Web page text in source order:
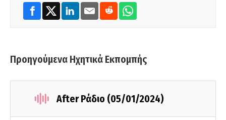
Προηγούμενα Ηχητικά Εκπομπής
After Ράδιο (05/01/2024)